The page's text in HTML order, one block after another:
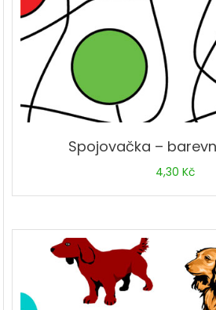
Spojovačka –
4,30Kč